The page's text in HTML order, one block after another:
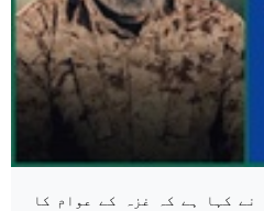
نے کہا ہے کہ غزہ کے عوام کا